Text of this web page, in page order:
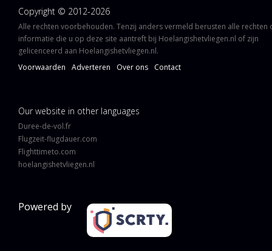
Copyright © 2012-2026
Alle rechten voorbehouden. Tenzij anders vermeld berusten alle rechten
informatie die u op deze site aantreft bij Hoelangishetvliegen.nl of zijn
gelicenceerd aan Hoelangishetvliegen.nl.
Voorwaarden
Adverteren Over ons Contact
Our website in other languages
Duree-de-vol.fr
Flugzeit-flugdauer.com
Flighttimeto.com
hoelangishetvliegen.nl
Powered by